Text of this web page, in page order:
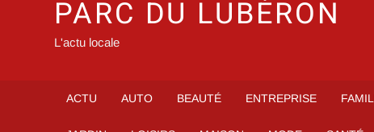
PARC DU LUBÉRON
L'actu locale
ACTU AUTO BEAUTÉ ENTREPRISE